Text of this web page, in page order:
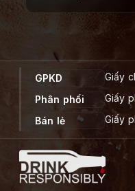
GPKD Giấy
Phân phối
Giấy
Bán lẻ
Giấy